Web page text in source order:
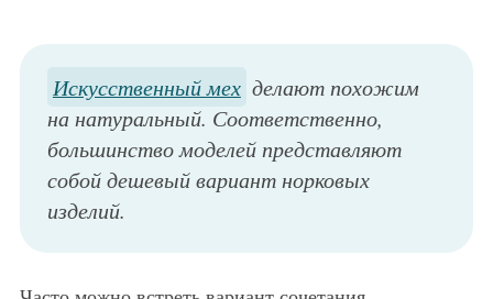
Искусственный мех делают похожим
на натуральный. Соответственно,
большинство моделей представляют
собой дешевый вариант норковых
изделий.